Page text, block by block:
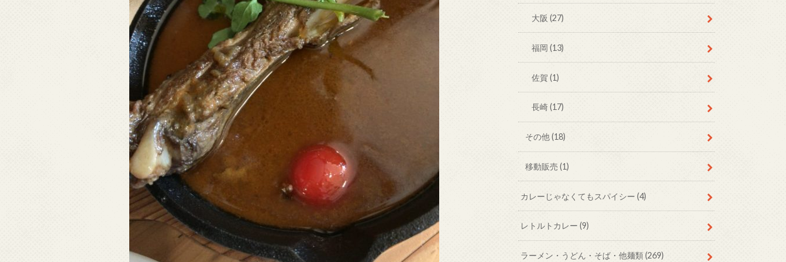
大阪(27)
福岡(13)
佐賀(1)
長崎(17)
その他(18)
移動販売 (1)
カレーじゃなくてもスパイシー(4)
レトルトカレー(9)
ラーメン・うどん・そば・他麺類(269)